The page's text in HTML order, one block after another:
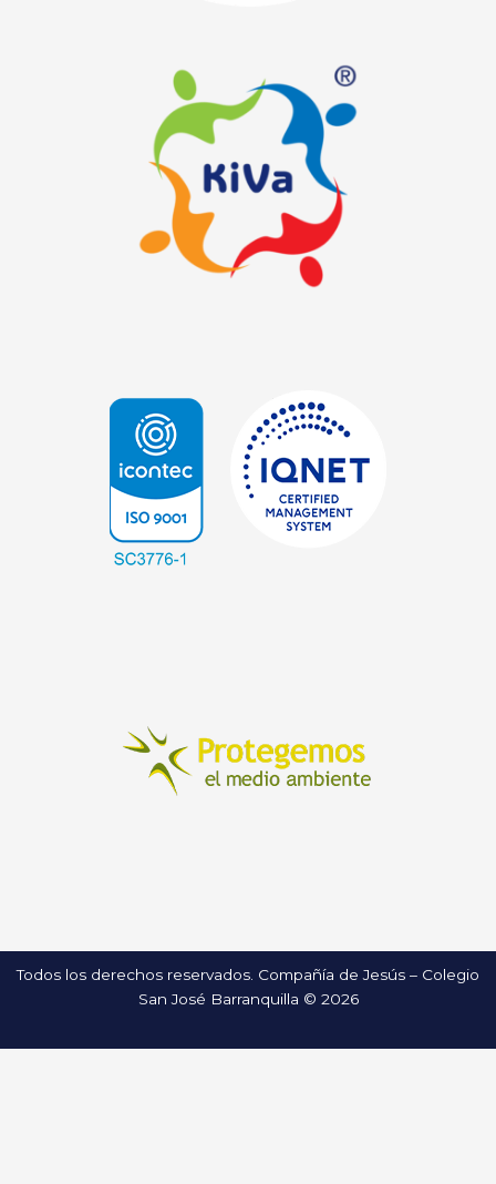
Todos los derechos reservados. Compañía de Jesús – Colegio
San José Barranquilla © 2026